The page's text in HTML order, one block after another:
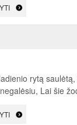
rytą
Lai šie